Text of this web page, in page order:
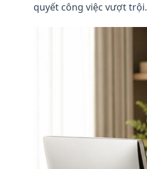
quyết công việc vượt trội.